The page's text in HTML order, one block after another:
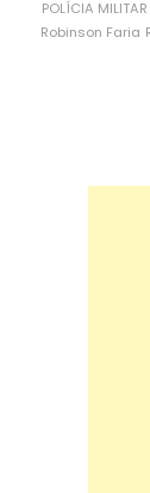
POLÍCIA MILITAR
Robinson Faria